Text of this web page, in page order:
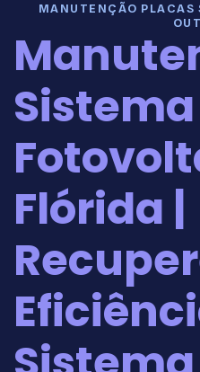
MANUTENÇÃO PLACAS
Sistema
Flórida |